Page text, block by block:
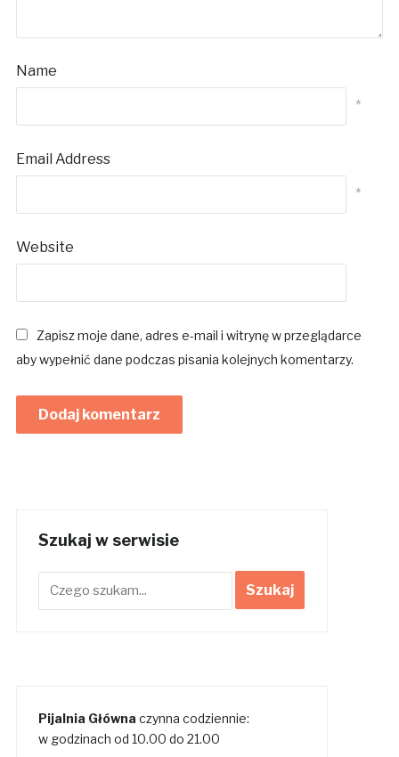
Name
*
Email Address
*
Website
Zapisz moje dane, adres e-mail i witrynę w przeglądarce
aby wypełnić dane podczas pisania kolejnych komentarzy.
Szukaj w serwisie
Pijalnia Główna czynna codziennie:
w godzinach od 10.00 do 21.00